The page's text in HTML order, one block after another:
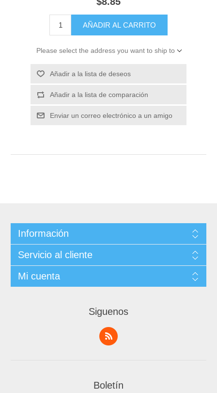
Please select the address you want to ship to
Información
Servicio al cliente
Mi cuenta
Siguenos
Boletín